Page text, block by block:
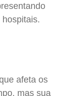
afeta os
mas sua